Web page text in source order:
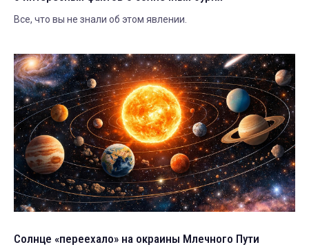
Все, что вы не знали об этом явлении.
Солнце «переехало» на окраины Млечного Пути